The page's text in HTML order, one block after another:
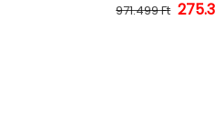
971.499 Ft